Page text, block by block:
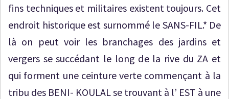
fins techniques et militaires existent toujours. Cet
endroit historique est surnommé le SANS-FIL.* De
là on peut voir les branchages des jardins et
vergers se succédant le long de la rive du ZA et
qui forment une ceinture verte commençant à la
tribu des BENI- KOULAL se trouvant à l’ EST à une